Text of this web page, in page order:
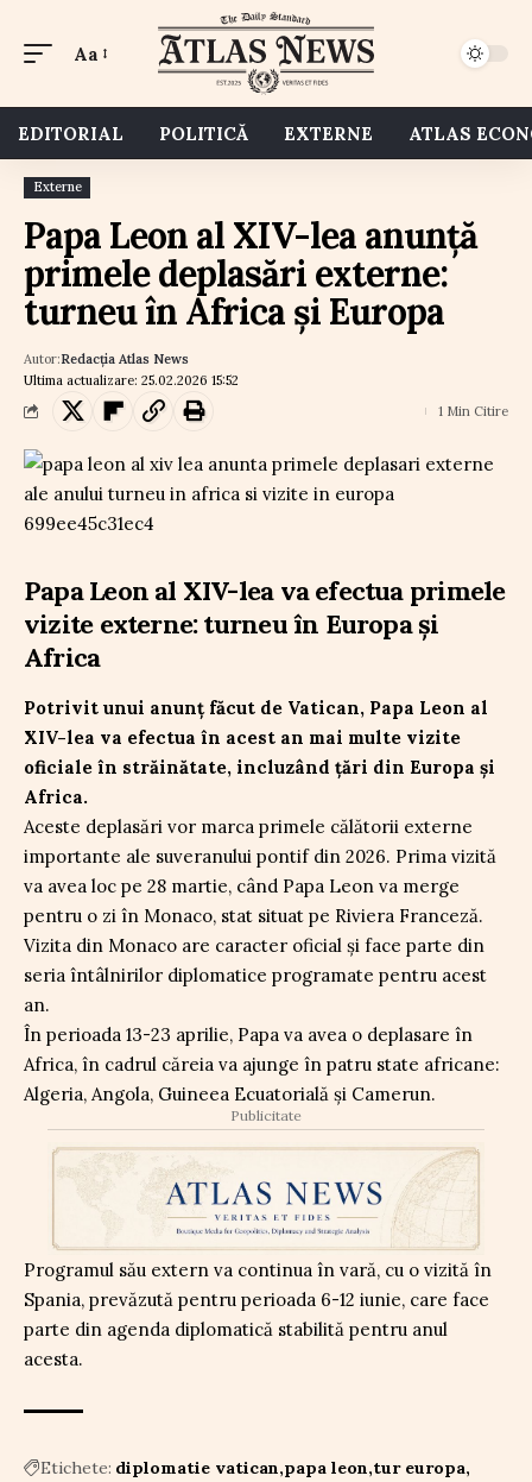
Aa
EDITORIAL POLITICĂ EXTERNE ATLAS
Externe
Papa Leon al XIV-lea anunță
primele deplasări externe:
turneu în Africa și Europa
Ultima actualizare: 25.02.2026 15:52
Autor:Redacția Atlas News
1 Min Citire
Papa Leon al XIV-lea va efectua primele
vizite externe: turneu în Europa și
Africa
Potrivit unui anunț făcut de Vatican, Papa Leon al
XIV-lea va efectua în acest an mai multe vizite
oficiale în străinătate, incluzând țări din Europa și
Africa.
Aceste deplasări vor marca primele călătorii externe
importante ale suveranului pontif din 2026. Prima vizită
va avea loc pe 28 martie, când Papa Leon va merge
pentru o zi în Monaco, stat situat pe Riviera Franceză.
Vizita din Monaco are caracter oficial și face parte din
seria întâlnirilor diplomatice programate pentru acest
an.
În perioada 13-23 aprilie, Papa va avea o deplasare în
Africa, în cadrul căreia va ajunge în patru state africane:
Algeria, Angola, Guineea Ecuatorială și Camerun.
Publicitate
Programul său extern va continua în vară, cu o vizită în
Spania, prevăzută pentru perioada 6-12 iunie, care face
parte din agenda diplomatică stabilită pentru anul
acesta.
Etichete: diplomatie vatican papa leon tur europa